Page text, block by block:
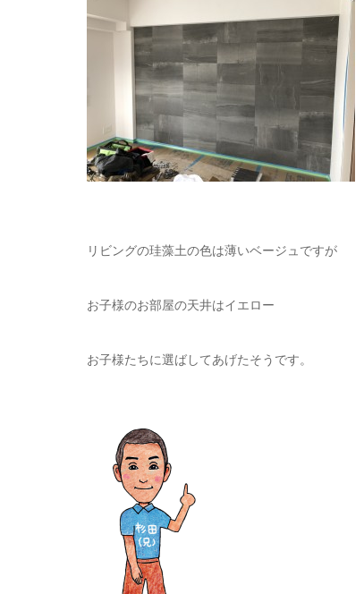
リビングの珪藻土の色は薄いベージュですが
お子様のお部屋の天井はイエロー
お子様たちに選ばしてあげたそうです。